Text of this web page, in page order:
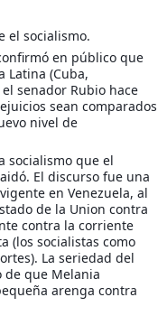
el socialismo.
en público que
Latina (Cuba,
senador Rubio hace
sean comparados
nivel de
socialismo que el
El discurso fue una
en Venezuela, al
de la Union contra
contra la corriente
(los socialistas como
La seriedad del
de que Melania
arenga contra